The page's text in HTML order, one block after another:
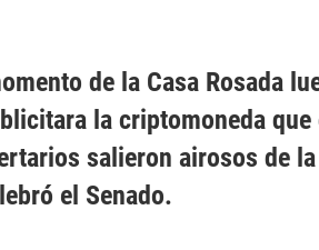
de la Casa Rosada
la criptomoneda que
salieron airosos de
el Senado.